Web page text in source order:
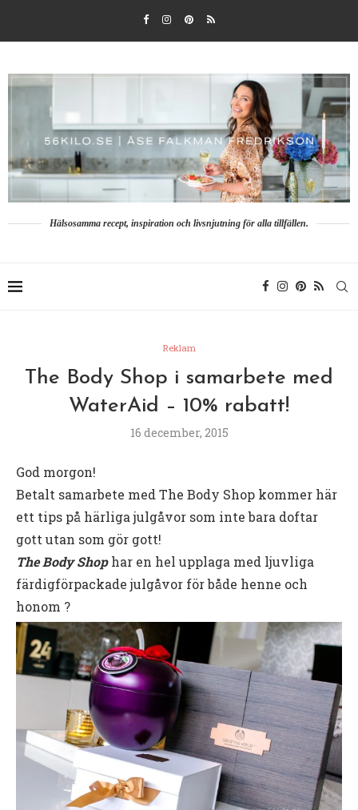
Hälsosamma recept, inspiration och livsnjutning för alla tillfällen.
Reklam
The Body Shop i samarbete med
WaterAid – 10% rabatt!
16 december, 2015
God morgon!
Betalt samarbete med The Body Shop kommer här
ett tips på härliga julgåvor som inte bara doftar
gott utan som gör gott!
The Body Shophar en hel upplaga med ljuvliga
färdigförpackade julgåvor för både henne och
honom ?